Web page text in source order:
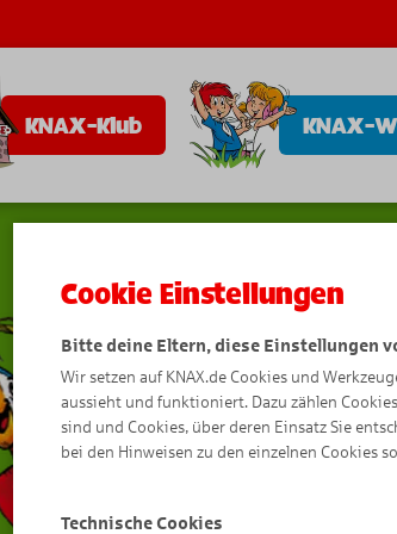
KNAX-Klub KNAX-
Cookie Einstellungen
Bitte deine Eltern, diese Einstellungen
Wir setzen auf KNAX.de Cookies und
aussieht und funktioniert. Dazu zählen
sind und Cookies, über deren Einsatz Sie
bei den Hinweisen zu den einzelnen Cookies
Technische Cookies